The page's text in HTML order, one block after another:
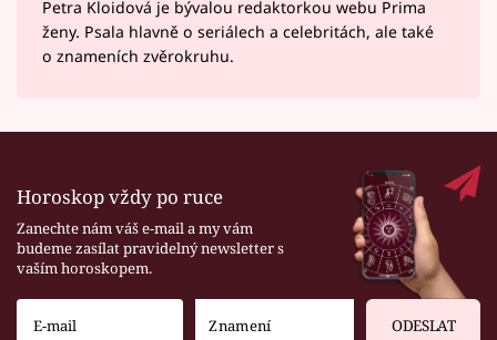
Petra Kloidová je bývalou redaktorkou webu Prima
ženy. Psala hlavně o seriálech a celebritách, ale také
o znameních zvěrokruhu.
Horoskop vždy po ruce
Zanechte nám váš e-mail a my vám
budeme zasílat pravidelný newsletter s
vaším horoskopem.
ODESLAT